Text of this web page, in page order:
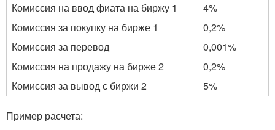
Комиссия на ввод фиата на биржу 1
4%
Комиссия за покупку на бирже 1
0,2%
Комиссия за перевод
0,001%
Комиссия на продажу на бирже 2
0,2%
Комиссия за вывод с биржи 2
5%
Пример расчета: